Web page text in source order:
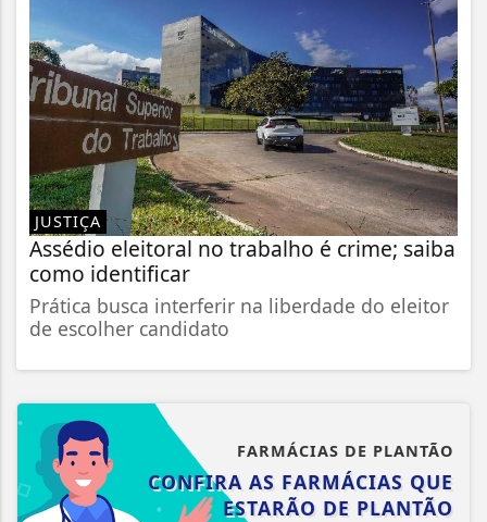
JUSTIÇA
Assédio eleitoral no trabalho é crime; saiba
como identificar
Prática busca interferir na liberdade do eleitor
de escolher candidato
FARMÁCIAS DE PLANTÃO
CONFIRA AS FARMÁCIAS QUE
ESTARÃO DE PLANTÃO